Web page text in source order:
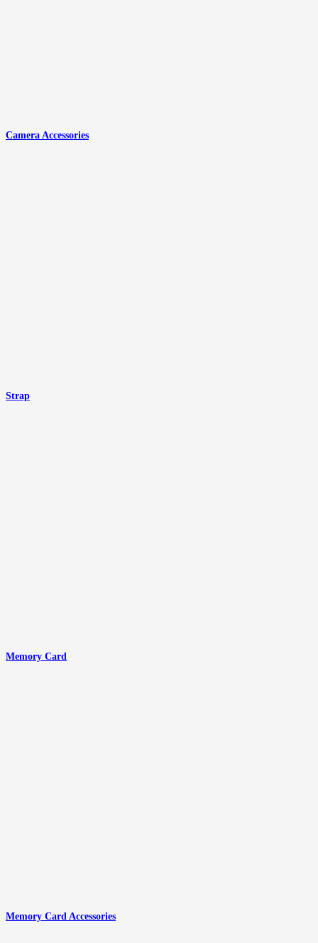
Camera Accessories
Strap
Memory Card
Memory Card Accessories